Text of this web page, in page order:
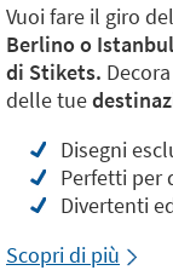
Vuoi fare il giro
Berlino o
di Stikets.
delle tue
Disegni
Perfetti per
Divertenti
Scopri di più